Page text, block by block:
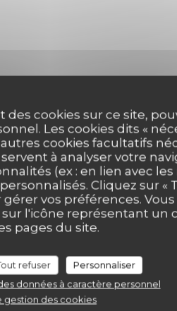
des cookies sur ce site,
Les cookies dits «
cookies facultatifs
à analyser votre
(ex : en lien avec les
Cliquez sur «
gérer vos préférences.
l'icône représentant un
pages du site.
refuser
Personnaliser
données à caractère personnel
gestion des cookies
Lunch
du mardi au vendredi, notre
de : Entrée, plat principal et
: 24,50
du chef Salvatore Orza